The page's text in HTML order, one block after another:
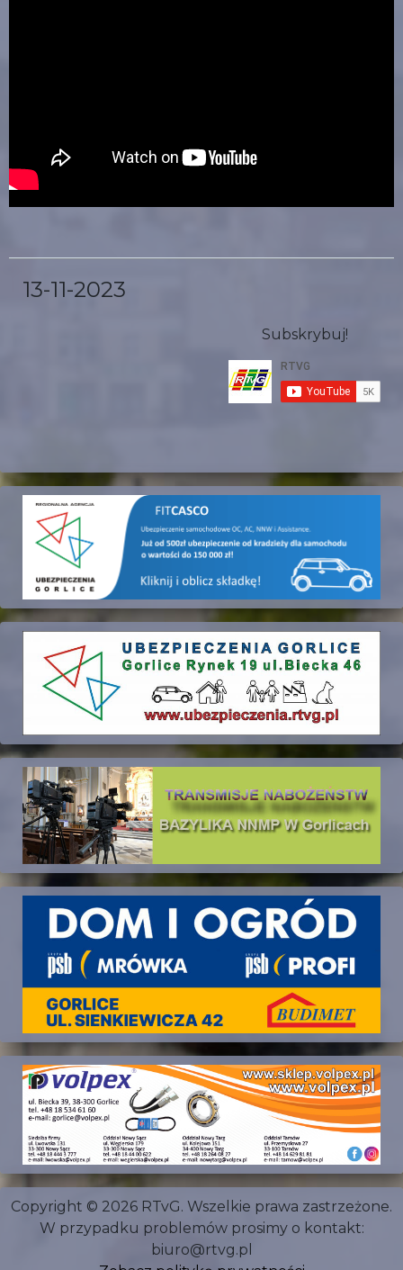
13-11-2023
Subskrybuj!
Copyright © 2026 RTvG. Wszelkie prawa zastrzeżone.
W przypadku problemów prosimy o kontakt:
biuro@rtvg.pl